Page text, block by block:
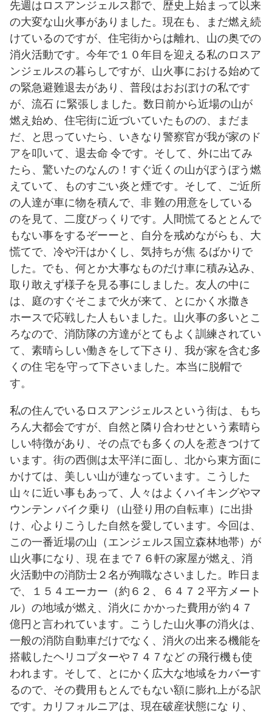
先週はロスアンジェルス郡で、歴史上始まって以来
の大変な山火事がありました。現在も、まだ燃え続
けているのですが、住宅街からは離れ、山の奥での
消火活動です。今年で１０年目を迎える私のロスア
ンジェルスの暮らしですが、山火事における始めて
の緊急避難退去があり、普段はおおぼけの私です
が、流石 に緊張しました。数日前から近場の山が
燃え始め、住宅街に近づいていたものの、まだま
だ、と思っていたら、いきなり警察官が我が家のド
アを叩いて、退去命 令です。そして、外に出てみ
たら、驚いたのなんの！すぐ近くの山がぼうぼう燃
えていて、ものすごい炎と煙です。そして、ご近所
の人達が車に物を積んで、非 難の用意をしている
のを見て、二度びっくりです。人間慌てるととんで
もない事をするぞーーと、自分を戒めながらも、大
慌てで、冷や汗はかくし、気持ちが焦 るばかりで
した。でも、何とか大事なものだけ車に積み込み、
取り敢えず様子を見る事にしました。友人の中に
は、庭のすぐそこまで火が来て、とにかく水撒き
ホースで応戦した人もいました。山火事の多いとこ
ろなので、消防隊の方達がとてもよく訓練されてい
て、素晴らしい働きをして下さり、我が家を含む多
くの住 宅を守って下さいました。本当に脱帽で
す。
私の住んでいるロスアンジェルスという街は、もち
ろん大都会ですが、自然と隣り合わせという素晴ら
しい特徴があり、その点でも多くの人を惹きつけて
います。街の西側は太平洋に面し、北から東方面に
かけては、美しい山が連なっています。こうした
山々に近い事もあって、人々はよくハイキングやマ
ウンテン バイク乗り（山登り用の自転車）に出掛
け、心よりこうした自然を愛しています。今回は、
この一番近場の山（エンジェルス国立森林地帯）が
山火事になり、現 在まで７６軒の家屋が燃え、消
火活動中の消防士２名が殉職なさいました。昨日ま
で、１５４エーカー（約６２、６４７２平方メート
ル）の地域が燃え、消火に かかった費用が約４７
億円と言われています。こうした山火事の消火は、
一般の消防自動車だけでなく、消火の出来る機能を
搭載したヘリコプターや７４７など の飛行機も使
われます。そして、とにかく広大な地域をカバーす
るので、その費用もとんでもない額に膨れ上がる訳
です。カリフォルニアは、現在破産状態にな り、